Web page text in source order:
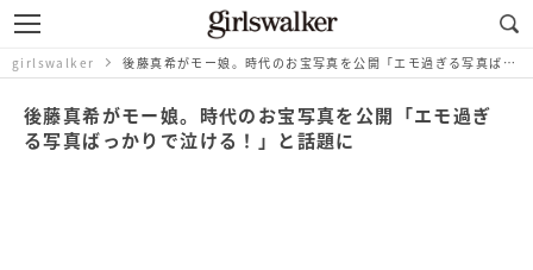
girlswalker 後藤真希がモー娘。時代のお宝写真を公開「エモ過ぎる写真ばっかりで泣ける！」と話題に
後藤真希がモー娘。時代のお宝写真を公開「エモ過ぎ
る写真ばっかりで泣ける！」と話題に